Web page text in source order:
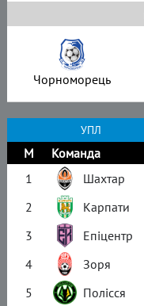
Чорноморець
УПЛ
М Команда
1
Шахтар
2
Карпати
3
Епіцентр
4
Зоря
5
Полісся